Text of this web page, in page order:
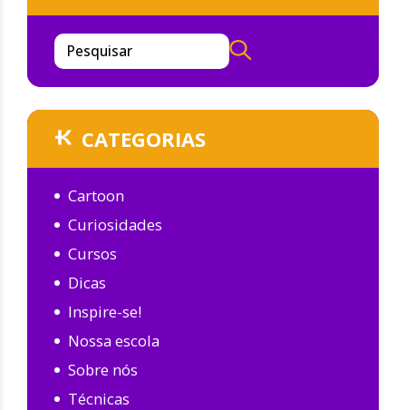
Pesquisar
CATEGORIAS
Cartoon
Curiosidades
Cursos
Dicas
Inspire-se!
Nossa escola
Sobre nós
Técnicas